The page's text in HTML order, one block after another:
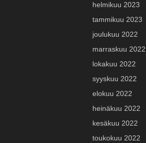
helmikuu 2023
tammikuu 2023
joulukuu 2022
marraskuu 2022
lokakuu 2022
syyskuu 2022
elokuu 2022
heinäkuu 2022
kesäkuu 2022
toukokuu 2022